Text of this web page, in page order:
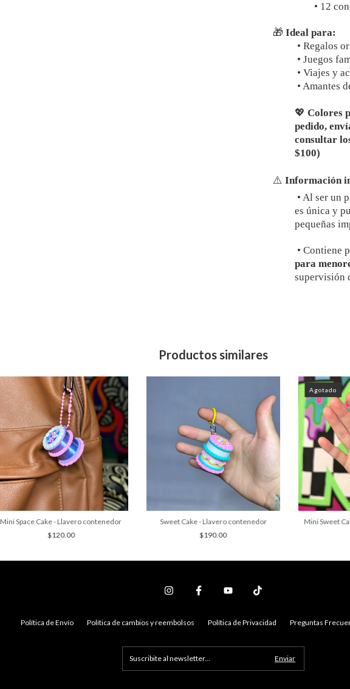
• 12
🎁 Ideal para:
• Regalos
• Juegos
• Viajes y
• Amantes
💖 Colores
pedido,
consultar
$100)
⚠️ Información
• Al ser un
es única y
pequeñas
• Contiene
para
supervisión
Productos similares
Mini Space Cake - Llavero contenedor
$120.00
Sweet Cake - Llavero contenedor
$190.00
Agotado
Mini Sweet
Política de Envío Política de cambios y reembolsos Política de Privacidad Preguntas